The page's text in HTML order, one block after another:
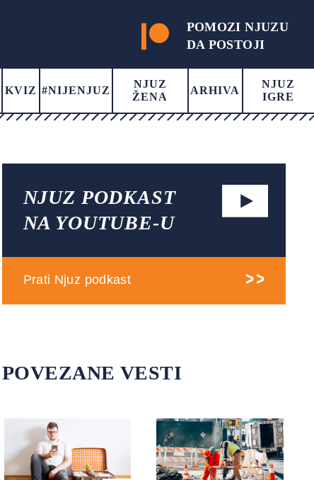
POMOZI NJUZU
DA POSTOJI
KVIZ #NIJENJUZ
NJUZ
ŽENA
ARHIVA
NJUZ
IGRE
NJUZ PODKAST
NA YOUTUBE-U
Prati Njuz podkast
POVEZANE VESTI